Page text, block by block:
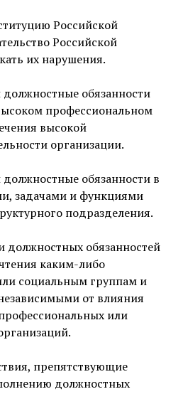
Российской
Российской
их нарушения.
должностные обязанности
профессиональном
высокой
организации.
обязанности в
задачами и функциями
подразделения.
должностных обязанностей
каким-либо
социальным группам и
от влияния
или
препятствующие
должностных